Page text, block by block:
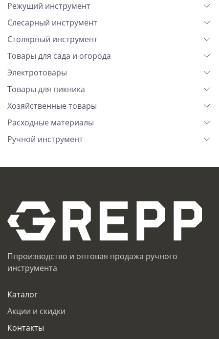
Режущий инструмент
Слесарный инструмент
Столярный инструмент
Товары для сада и огорода
Электротовары
Товары для пикника
Хозяйственные товары
Расходные материалы
Ручной инструмент
Ппроизводство и оптовая продажа ручного
инструмента
Каталог
Акции и скидки
Контакты